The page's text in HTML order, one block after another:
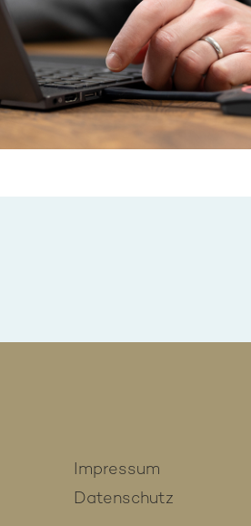
Impressum
Datenschutz